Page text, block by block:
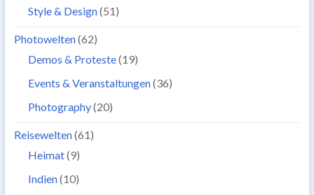
Style & Design(51)
Photowelten(62)
Demos & Proteste(19)
Events & Veranstaltungen(36)
Photography(20)
Reisewelten(61)
Heimat(9)
Indien(10)